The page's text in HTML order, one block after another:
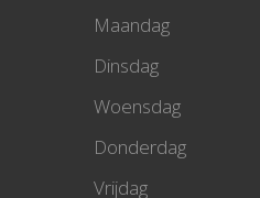
Maandag
Dinsdag
Woensdag
Donderdag
Vrijdag